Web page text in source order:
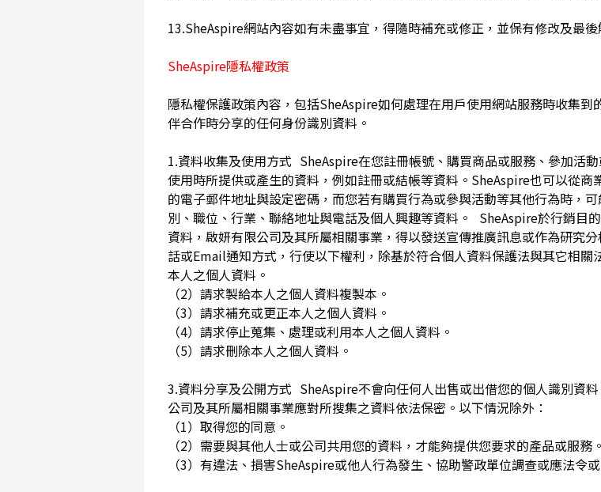
13.SheAspire網站內容如有未盡事宜，得隨時補充或修正，並保有修改及最後
SheAspire隱私權政策
隱私權保護政策內容，包括SheAspire如何處理在用戶使用網站服務時收集
伴合作時分享的任何身份識別資料。
1.資料收集及使用方式 SheAspire在您註冊帳號、購買商品或服務、參加活
使用時所提供或產生的資料，例如註冊或結帳等資料。SheAspire也可以從
的電子郵件地址與設定密碼，而您若有購買行為或參與活動等其他行為時，
別、職位、行業、聯絡地址與電話及個人興趣等資料。 SheAspire於行銷目
資料，啟妍有限公司及其所屬相關事業，得以發送宣傳推廣訊息或作為研
話或Email通知方式，行使以下權利，除基於符合個人資料保護法與其它相
本人之個人資料。
（2）請求製給本人之個人資料複製本。
（3）請求補充或更正本人之個人資料。
（4）請求停止蒐集、處理或利用本人之個人資料。
（5）請求刪除本人之個人資料。
3.資料分享及公開方式 SheAspire不會向任何人出售或出借您的個人識別資
公司及其所屬相關事業應對所搜集之資料依法保密。以下情況除外：
（1）取得您的同意。
（2）需要與其他人士或公司共用您的資料，才能夠提供您要求的產品或服務
（3）有違法、損害SheAspire或他人行為發生、協助警政單位調查或應法令